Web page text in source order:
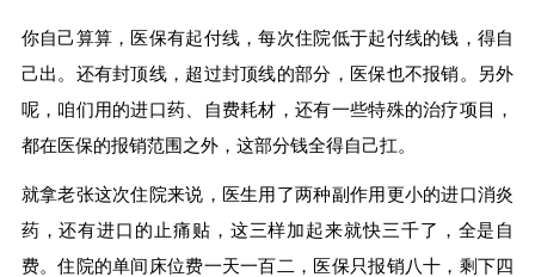
你自己算算，医保有起付线，每次住院低于起付线的钱，得自
己出。还有封顶线，超过封顶线的部分，医保也不报销。另外
呢，咱们用的进口药、自费耗材，还有一些特殊的治疗项目，
都在医保的报销范围之外，这部分钱全得自己扛。
就拿老张这次住院来说，医生用了两种副作用更小的进口消炎
药，还有进口的止痛贴，这三样加起来就快三千了，全是自
费。住院的单间床位费一天一百二，医保只报销八十，剩下四